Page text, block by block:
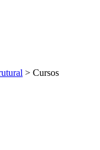
> Cursos